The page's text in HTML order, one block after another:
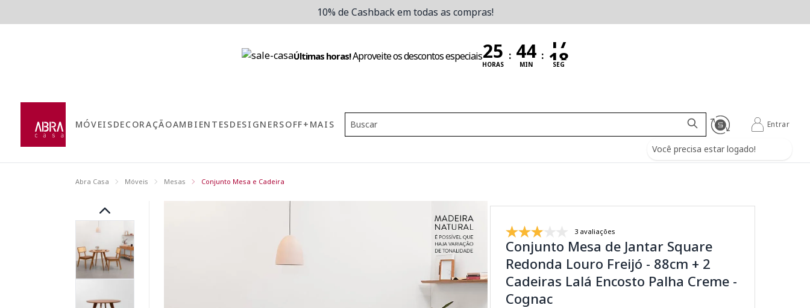
10% de Cashback em todas as compras!
Últimas horas!Aproveite os descontos especiais
HORAS
:
MIN
:
SEG
MÓVEISDECORAÇÃOAMBIENTESDESIGNERSOFF+MAIS
Você precisa estar logado!
Entrar
Abra Casa Móveis Mesas Conjunto Mesa e Cadeira
3 avaliações
Conjunto Mesa de Jantar Square
Redonda Louro Freijó - 88cm + 2
Cadeiras Lalá Encosto Palha Creme -
Cognac